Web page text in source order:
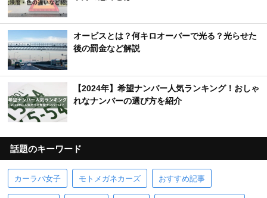
オービスとは？何キロオーバーで光る？光らせた
後の罰金など解説
【2024年】希望ナンバー人気ランキング！おしゃ
れなナンバーの選び方を紹介
話題のキーワード
カーラバ女子 モトメガネカーズ おすすめ記事